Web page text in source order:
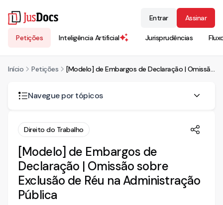
Petições Inteligência Artificial Jurisprudências
Entrar Assinar
Início Petições [Modelo] de Embargos de Declaração | Omissão sobre Exclusão de Réu na Administração Pública
Navegue por tópicos
EMBARGOS DE DECLARAÇÃO
I -DAS RAZÕES DOS EMBARGOS
1. DA OMISSÃO – DA EXCLUSÃO DO RÉU POR FORÇA DA
LEI 8.666/93, ART 71, § 1º
Direito do Trabalho
[Modelo] de Embargos de
Declaração | Omissão sobre
Exclusão de Réu na Administração
Pública